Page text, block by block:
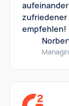
zufriedener
empfehlen!